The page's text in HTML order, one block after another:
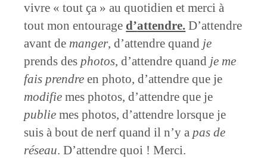
vivre « tout ça » au quotidien et merci à
tout mon entourage d’attendre. D’attendre
avant demanger, d’attendre quand je
prends desphotos, d’attendre quand je me
fais prendre en photo, d’attendre que je
modifie mes photos, d’attendre que je
publie mes photos, d’attendre lorsque je
suis à bout de nerf quand il n’y apas de
réseau. D’attendre quoi ! Merci.